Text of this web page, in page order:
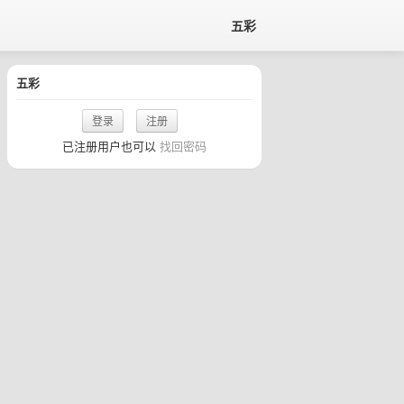
五彩
五彩
登录 注册
已注册用户也可以找回密码